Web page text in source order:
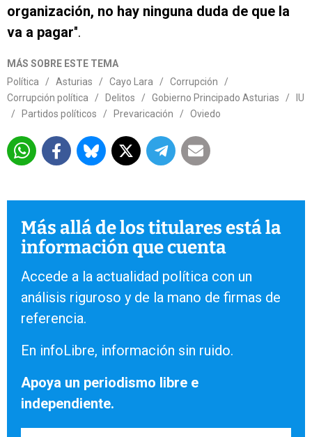
organización, no hay ninguna duda de que la
va a pagar".
MÁS SOBRE ESTE TEMA
Política
/ Asturias / Cayo Lara / Corrupción
/
Corrupción política
/ Delitos / Gobierno Principado Asturias /
IU
/
Partidos políticos / Prevaricación / Oviedo
Más allá de los titulares está la
información que cuenta
Accede a la actualidad política con un
análisis riguroso y de la mano de firmas de
referencia.
En infoLibre, información sin ruido.
Apoya un periodismo libre e
independiente.